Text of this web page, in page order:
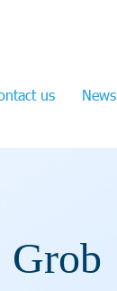
us News